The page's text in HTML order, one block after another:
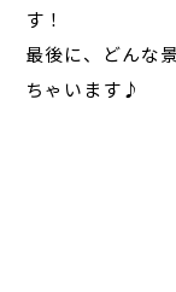
す！
最後に、どんな
ちゃいます♪